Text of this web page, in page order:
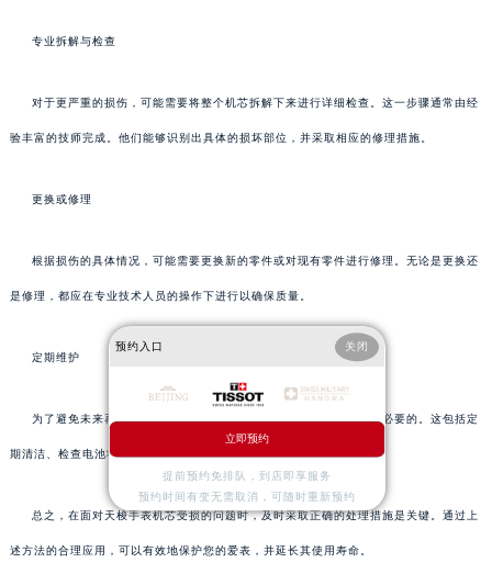
专业拆解与检查
对于更严重的损伤，可能需要将整个机芯拆解下来进行详细检查。这一步骤通常由经
验丰富的技师完成。他们能够识别出具体的损坏部位，并采取相应的修理措施。
更换或修理
根据损伤的具体情况，可能需要更换新的零件或对现有零件进行修理。无论是更换还
是修理，都应在专业技术人员的操作下进行以确保质量。
定期维护
为了避免未来再次出现类似问题，定期对天梭手表进行维护是非常必要的。这包括定
期清洁、检查电池状态以及按时更换电池等。
总之，在面对天梭手表机芯受损的问题时，及时采取正确的处理措施是关键。通过上
述方法的合理应用，可以有效地保护您的爱表，并延长其使用寿命。
预约入口 关闭
立即预约
提前预约免排队，到店即享服务
预约时间有变无需取消，可随时重新预约